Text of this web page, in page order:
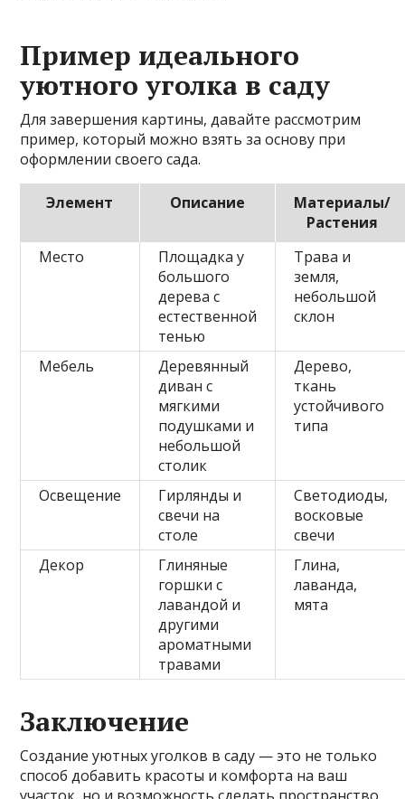
Пример идеального
уютного уголка в саду
Для завершения картины, давайте рассмотрим
пример, который можно взять за основу при
оформлении своего сада.
Элемент Описание
Материалы/
Растения
Место
Площадка у
большого
дерева с
естественной
тенью
Трава и
земля,
небольшой
склон
Мебель
Деревянный
диван с
мягкими
подушками и
небольшой
столик
Дерево,
ткань
устойчивого
типа
Освещение
Гирлянды и
свечи на
столе
Светодиоды,
восковые
свечи
Декор
Глиняные
горшки с
лавандой и
другими
ароматными
травами
Глина,
лаванда,
мята
Заключение
Создание уютных уголков в саду — это не только
способ добавить красоты и комфорта на ваш